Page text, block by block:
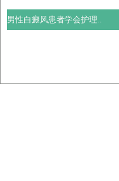
男性白癜风患者学会护理..